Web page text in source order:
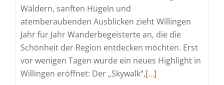
Wäldern, sanften Hügeln und
atemberaubenden Ausblicken zieht Willingen
Jahr für Jahr Wanderbegeisterte an, die die
Schönheit der Region entdecken möchten. Erst
vor wenigen Tagen wurde ein neues Highlight in
Willingen eröffnet: Der „Skywalk“,Read
[…]